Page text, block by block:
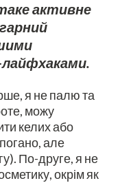
активне
я не палю та
можу
келих або
але
По-друге, я не
окрім як